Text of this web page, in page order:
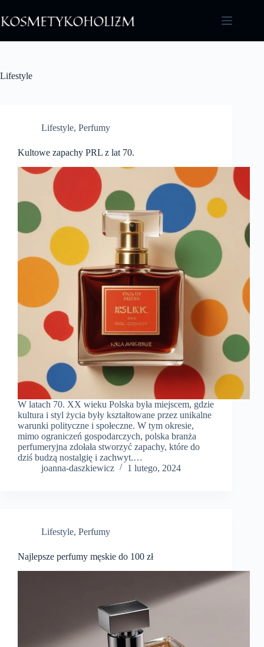
do
treści
Lifestyle
Lifestyle, Perfumy
Kultowe zapachy PRL z lat 70.
W latach 70. XX wieku Polska była miejscem, gdzie
kultura i styl życia były kształtowane przez unikalne
warunki polityczne i społeczne. W tym okresie,
mimo ograniczeń gospodarczych, polska branża
perfumeryjna zdołała stworzyć zapachy, które do
dziś budzą nostalgię i zachwyt.…
joanna-daszkiewicz
1 lutego, 2024
Lifestyle, Perfumy
Najlepsze perfumy męskie do 100 zł